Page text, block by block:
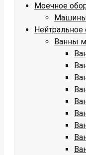
Моечное
Ванны